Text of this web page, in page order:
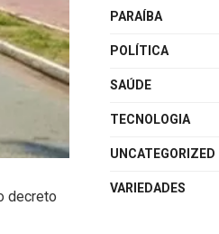
decreto
PARAÍBA
POLÍTICA
SAÚDE
TECNOLOGIA
UNCATEGORIZED
VARIEDADES